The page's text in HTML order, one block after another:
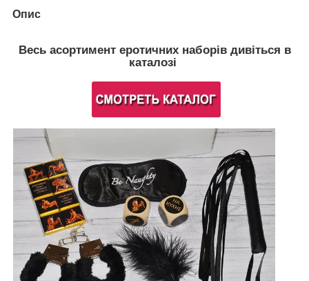
Опис
Весь асортимент еротичних наборів дивіться в
каталозі